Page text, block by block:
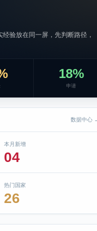
验放在同一屏，先判断路径，
18%
申请
数据中心
本月新增
04
热门国家
26